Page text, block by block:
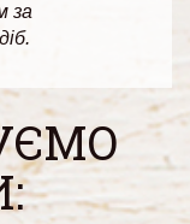
за